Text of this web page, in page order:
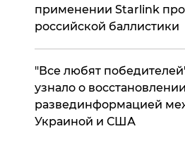
применении Starlink
российской баллистики
​"Все любят
узнало о
развединформацией
Украиной и США